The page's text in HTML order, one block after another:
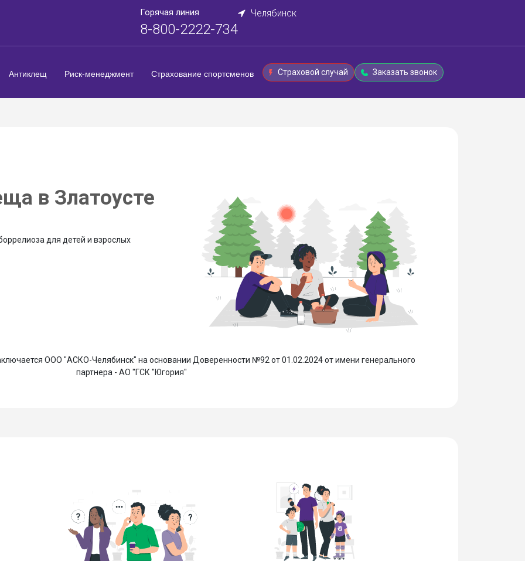
Горячая линия
8-800-2222-734
Челябинск
Антиклещ Риск-менеджмент Страхование спортсменов Страховой случай Заказать звонок
в Златоусте
для детей и взрослых
ООО "АСКО-Челябинск" на основании Доверенности №92 от 01.02.2024 от имени генерального
партнера - АО "ГСК "Югория"